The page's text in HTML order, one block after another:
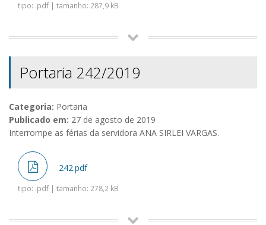
tipo: .pdf | tamanho: 287,9 kB
Portaria 242/2019
Categoria: Portaria
Publicado em: 27 de agosto de 2019
Interrompe as férias da servidora ANA SIRLEI VARGAS.
242.pdf
tipo: .pdf | tamanho: 278,2 kB